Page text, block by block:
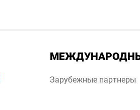
Зарубежные партнеры